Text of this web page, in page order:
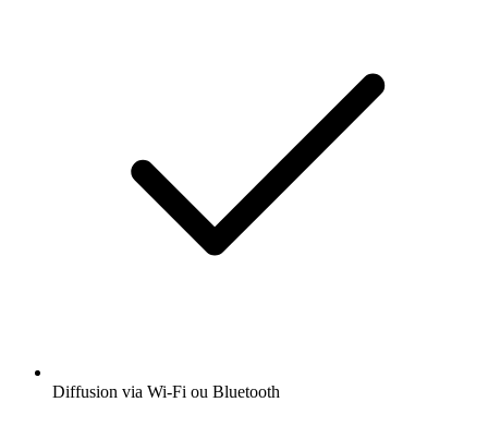
Diffusion via Wi-Fi ou Bluetooth